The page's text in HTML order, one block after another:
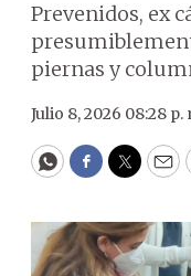
Prevenidos, ex
piernas y
Julio 8, 2026 08:28 p.
WhatsApp
Facebook